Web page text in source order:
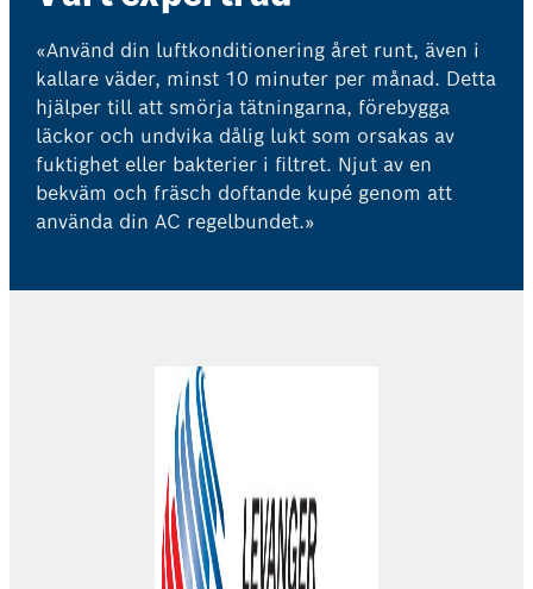
«Använd din luftkonditionering året runt, även i
kallare väder, minst 10 minuter per månad. Detta
hjälper till att smörja tätningarna, förebygga
läckor och undvika dålig lukt som orsakas av
fuktighet eller bakterier i filtret. Njut av en
bekväm och fräsch doftande kupé genom att
använda din AC regelbundet.»